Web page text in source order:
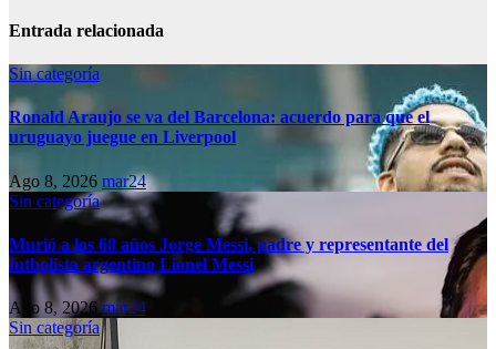
Entrada relacionada
Sin categoría
Ronald Araujo se va del Barcelona: acuerdo para que el
uruguayo juegue en Liverpool
Ago 8, 2026 mar24
Sin categoría
Murió a los 68 años Jorge Messi, padre y representante del
futbolista argentino Lionel Messi
Ago 8, 2026 mar24
Sin categoría